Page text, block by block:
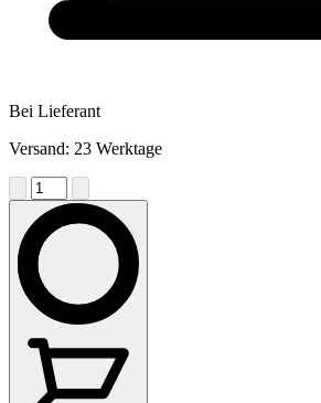
Bei Lieferant
Versand: 23 Werktage